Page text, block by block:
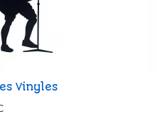
Vinyles